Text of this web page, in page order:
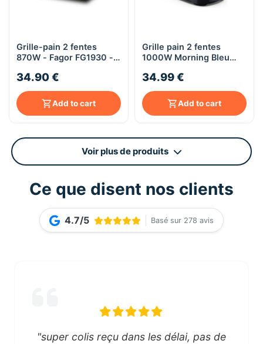
Grille-pain 2 fentes
870W - Fagor FG1930 -
34.90 €
Add to cart
Grille pain 2 fentes
1000W Morning Bleu
34.99 €
Add to cart
Voir plus de produits
Ce que disent nos clients
4.7/5 Basé sur 278 avis
"super colis reçu dans les délai, pas de